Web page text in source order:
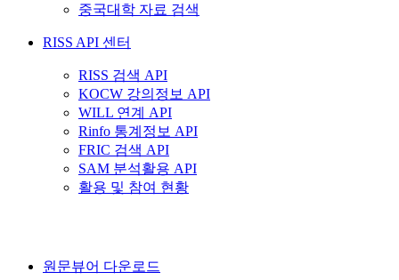
중국대학 자료 검색
RISS API 센터
RISS 검색 API
KOCW 강의정보 API
WILL 연계 API
Rinfo 통계정보 API
FRIC 검색 API
SAM 분석활용 API
활용 및 참여 현황
원문뷰어 다운로드